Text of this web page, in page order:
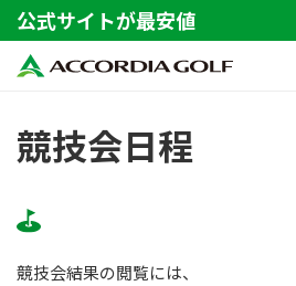
公式サイトが最安値
競技会日程
競技会結果の閲覧には、